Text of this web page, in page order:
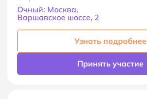
Очный: Москва‚
Варшавское шоссе‚ 2
Узнать подробнее
Принять участие